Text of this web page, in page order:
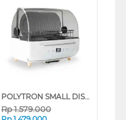
POLYTRON SMALL DISH DRYER PDD801UV
Rp1.579.000